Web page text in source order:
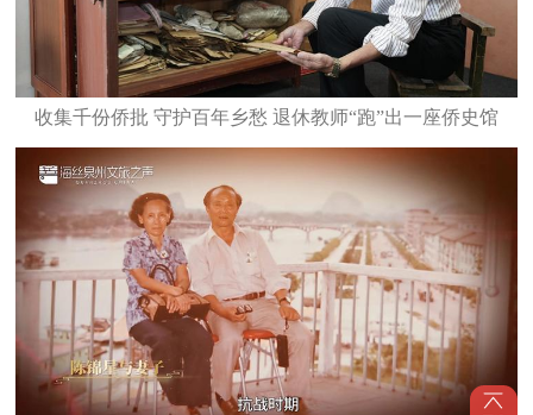
收集千份侨批 守护百年乡愁 退休教师“跑”出一座侨史馆